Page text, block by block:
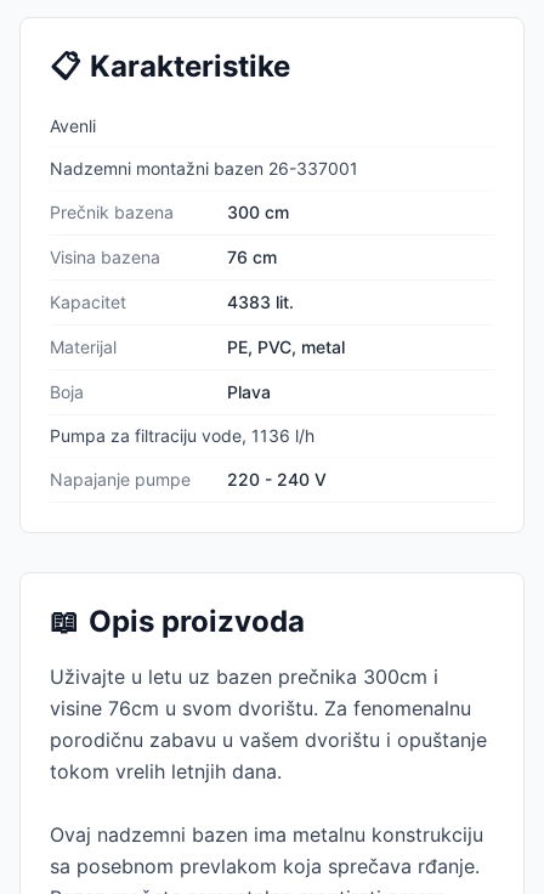
📋 Karakteristike
Avenli
Nadzemni montažni bazen 26-337001
Prečnik bazena 300 cm
Visina bazena 76 cm
Kapacitet 4383 lit.
Materijal PE, PVC, metal
Boja Plava
Pumpa za filtraciju vode, 1136 l/h
Napajanje pumpe 220 - 240 V
📖 Opis proizvoda
Uživajte u letu uz bazen prečnika 300cm i
visine 76cm u svom dvorištu. Za fenomenalnu
porodičnu zabavu u vašem dvorištu i opuštanje
tokom vrelih letnjih dana.
Ovaj nadzemni bazen ima metalnu konstrukciju
sa posebnom prevlakom koja sprečava rđanje.